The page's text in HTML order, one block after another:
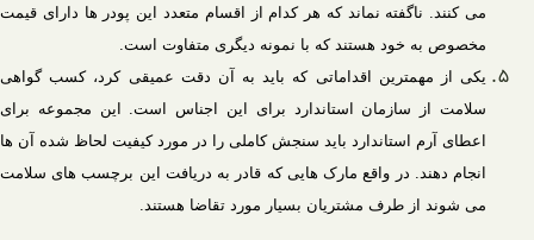
می کنند. ناگفته نماند که هر کدام از اقسام متعدد این پودر ها دارای قیمت
مخصوص به خود هستند که با نمونه دیگری متفاوت است.
یکی از مهمترین اقداماتی که باید به آن دقت عمیقی کرد، کسب گواهی
سلامت از سازمان استاندارد برای این اجناس است. این مجموعه برای
اعطای آرم استاندارد باید سنجش کاملی را در مورد کیفیت لحاظ شده آن ها
انجام دهند. در واقع مارک هایی که قادر به دریافت این برچسب های سلامت
می شوند از طرف مشتریان بسیار مورد تقاضا هستند.